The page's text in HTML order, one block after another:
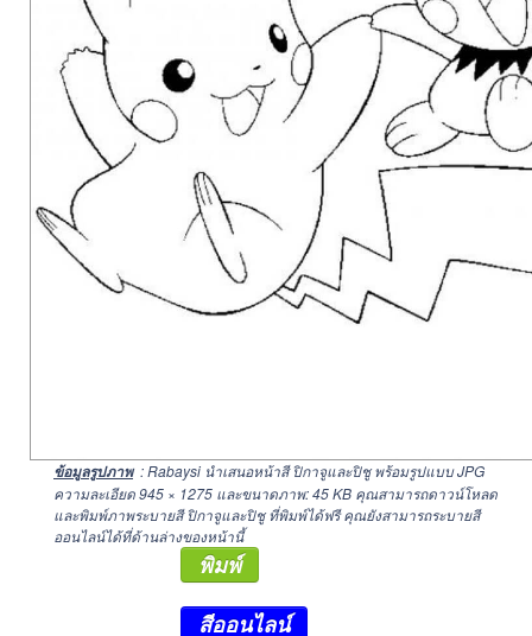
ข้อมูลรูปภาพ : Rabaysi นำเสนอหน้าสี ปิกาจูและปิชู พร้อมรูปแบบ JPG
ความละเอียด945 × 1275 และขนาดภาพ: 45 KB คุณสามารถดาวน์โหลด
และพิมพ์ภาพระบายสี ปิกาจูและปิชู ที่พิมพ์ได้ฟรี คุณยังสามารถระบายสี
ออนไลน์ได้ที่ด้านล่างของหน้านี้
พิมพ์
สีออนไลน์